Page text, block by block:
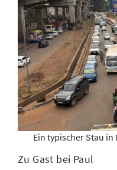
Ein typischer Stau in
Zu Gast bei Paul